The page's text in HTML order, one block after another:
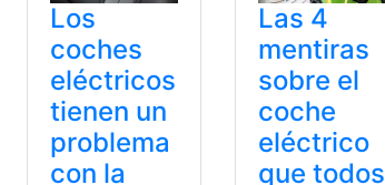
Los
coches
eléctricos
tienen un
problema
con la
Las 4
mentiras
sobre el
coche
eléctrico
que todos